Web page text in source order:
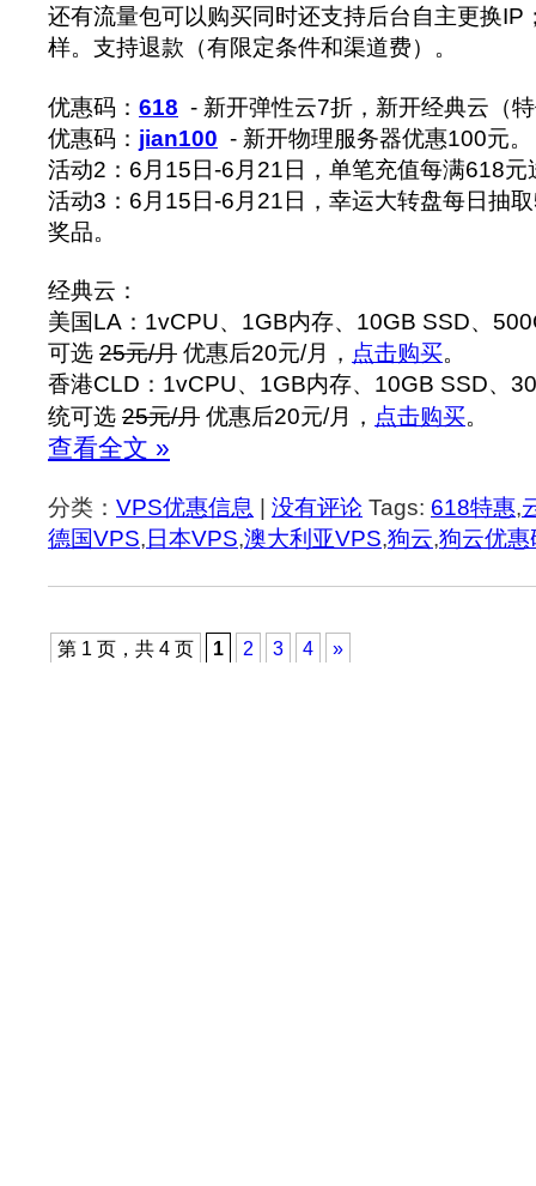
还有流量包可以购买同时还支持后台自主更换IP
样。支持退款（有限定条件和渠道费）。
优惠码： 618 - 新开弹性云7折，新开经典云（
优惠码： jian100 - 新开物理服务器优惠100元。
活动2：6月15日-6月21日，单笔充值每满618元
活动3：6月15日-6月21日，幸运大转盘每日抽
奖品。
经典云：
美国LA：1vCPU、1GB内存、10GB SSD、
可选 25元/月 优惠后20元/月， 点击购买。
香港CLD：1vCPU、1GB内存、10GB SSD、
统可选 25元/月 优惠后20元/月， 点击购买。
查看全文 »
分类： VPS优惠信息 | 没有评论 Tags: 618特惠,
德国VPS,日本VPS,澳大利亚VPS,狗云,狗云优惠
第 1 页，共 4 页 1 2 3 4 »